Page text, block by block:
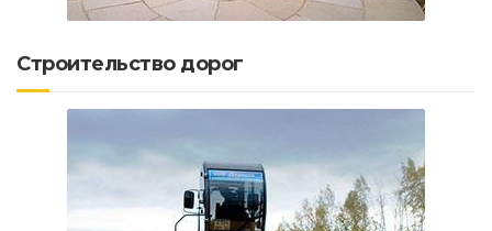
Строительство дорог